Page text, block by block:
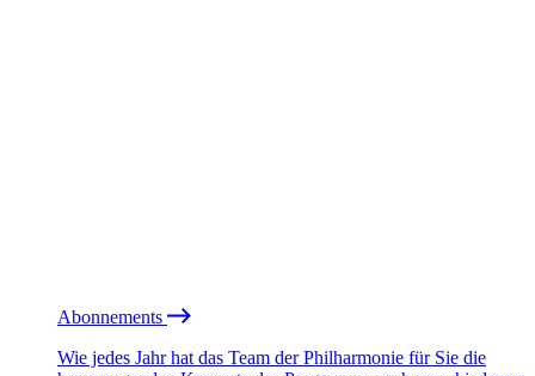
Abonnements
Wie jedes Jahr hat das Team der Philharmonie für Sie die